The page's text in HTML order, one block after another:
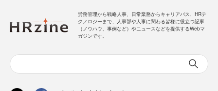
労務管理から戦略人事、日常業務からキャリアパス、HRテ
クノロジーまで、人事部や人事に関わる皆様に役立つ記事
（ノウハウ、事例など）やニュースなどを提供するWebマ
ガジンです。